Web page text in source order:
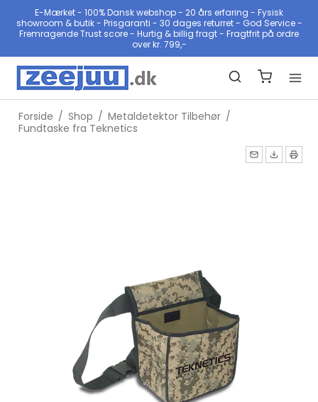
E-Mærket - 100% Dansk webshop - 20 års erfaring - Fysisk
showroom & butik - Prisgaranti - 30 dages returret - God Service -
Fremragende Trust score - Hurtig & billig fragt - Fragtfrit på ordre
over kr. 799,-
Forside / Shop / Metaldetektor Tilbehør /
Fundtaske fra Teknetics